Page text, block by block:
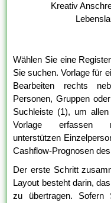
Kreativ
Wählen Sie eine
Sie suchen. Vorlage für
Bearbeiten rechts
Personen, Gruppen
Suchleiste (1), um
Vorlage erfassen
unterstützen
Cashflow-Prognosen
Der erste Schritt
Layout besteht darin,
zu übertragen. Sofern